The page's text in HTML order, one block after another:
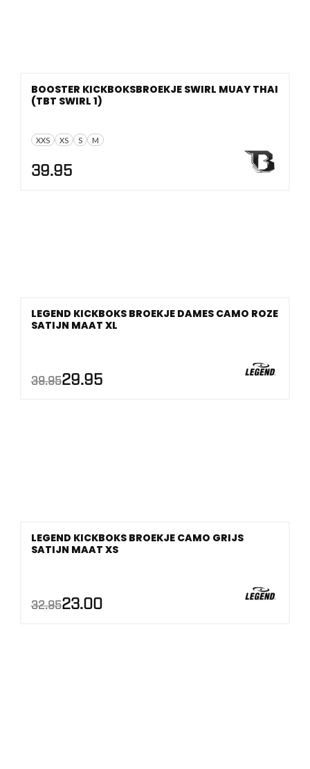
XXS XS S M
BOOSTER KICKBOKSBROEKJE SWIRL MUAY THAI
(TBT SWIRL 1)
39.95
AANBIEDING!
LEGEND KICKBOKS BROEKJE DAMES CAMO ROZE
SATIJN MAAT XL
39.95
Oorspronkelijke
prijs
29.95
Huidige
prijs
AANBIEDING!
LEGEND KICKBOKS BROEKJE CAMO GRIJS
SATIJN MAAT XS
32.95
Oorspronkelijke
prijs
23.00
Huidige
prijs